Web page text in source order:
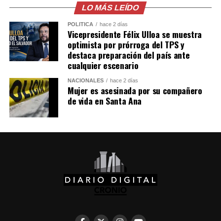
Santos, Flores indicó que es una luchadora con
principios y sostuvo que, junto con Rafael Aguirre,
conforman una “fórmula fuerte”.
Comparte esto:
Facebook X
Me gusta esto:
LO MÁS LEÍDO
POLÍTICA hace 2 días
Vicepresidente Félix Ulloa se muestra
optimista por prórroga del TPS y
destaca preparación del país ante
cualquier escenario
NACIONALES hace 2 días
Mujer es asesinada por su compañero
de vida en Santa Ana